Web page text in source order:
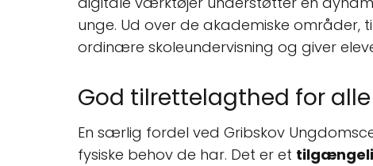
unge. Ud over de akademiske områder,
ordinære skoleundervisning og giver
God tilrettelagthed for alle
En særlig fordel ved Gribskov
fysiske behov de har. Det er et